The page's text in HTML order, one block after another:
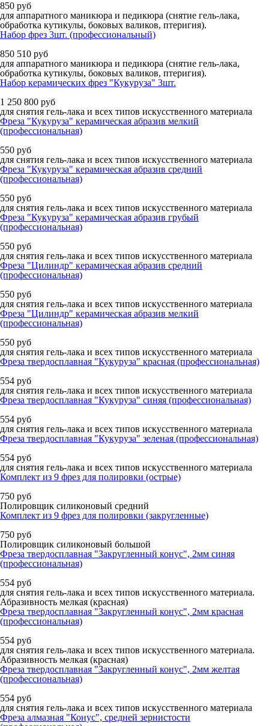
850 руб
для аппаратного маникюра и педикюра (снятие гель-лака,
обработка кутикулы, боковых валиков, птеригия).
Набор фрез 3шт. (профессиональный)
850 510 руб
для аппаратного маникюра и педикюра (снятие гель-лака,
обработка кутикулы, боковых валиков, птеригия).
Набор керамических фрез "Кукуруза" 3шт.
1 250 800 руб
для снятия гель-лака и всех типов искусственного материала
Фреза "Кукуруза" керамическая абразив мелкий
(профессиональная)
550 руб
для снятия гель-лака и всех типов искусственного материала
Фреза "Кукуруза" керамическая абразив средний
(профессиональная)
550 руб
для снятия гель-лака и всех типов искусственного материала
Фреза "Кукуруза" керамическая абразив грубый
(профессиональная)
550 руб
для снятия гель-лака и всех типов искусственного материала
Фреза "Цилиндр" керамическая абразив средний
(профессиональная)
550 руб
для снятия гель-лака и всех типов искусственного материала
Фреза "Цилиндр" керамическая абразив мелкий
(профессиональная)
550 руб
для снятия гель-лака и всех типов искусственного материала
Фреза твердосплавная "Кукуруза" красная (профессиональная)
554 руб
для снятия гель-лака и всех типов искусственного материала
Фреза твердосплавная "Кукуруза" синяя (профессиональная)
554 руб
для снятия гель-лака и всех типов искусственного материала
Фреза твердосплавная "Кукуруза" зеленая (профессиональная)
554 руб
для снятия гель-лака и всех типов искусственного материала
Комплект из 9 фрез для полировки (острые)
750 руб
Полировщик силиконовый средний
Комплект из 9 фрез для полировки (закругленные)
750 руб
Полировщик силиконовый большой
Фреза твердосплавная "Закругленный конус", 2мм синяя
(профессиональная)
554 руб
для снятия гель-лака и всех типов искусственного материала.
Абразивность мелкая (красная)
Фреза твердосплавная "Закругленный конус", 2мм красная
(профессиональная)
554 руб
для снятия гель-лака и всех типов искусственного материала.
Абразивность мелкая (красная)
Фреза твердосплавная "Закругленный конус", 2мм желтая
(профессиональная)
554 руб
для снятия гель-лака и всех типов искусственного материала
Фреза алмазная "Конус", средней зернистости